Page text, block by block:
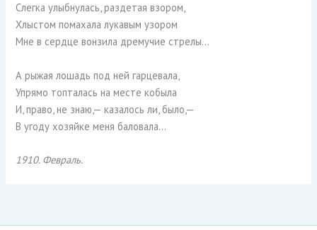
Слегка улыбнулась, раздетая взором,
Хлыстом помахала лукавым узором
Мне в сердце вонзила дремучие стрелы…
А рыжая лошадь под ней гарцевала,
Упрямо топталась на месте кобыла
И, право, не знаю,— казалось ли, было,—
В угоду хозяйке меня баловала…
1910. Февраль.